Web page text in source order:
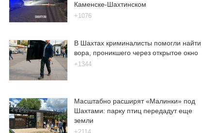
Каменске-Шахтинском
+1076
В Шахтах криминалисты помогли найти
вора, проникшего через открытое окно
+1344
Масштабно расширят «Малинки» под
Шахтами: парку птиц передадут еще
земли